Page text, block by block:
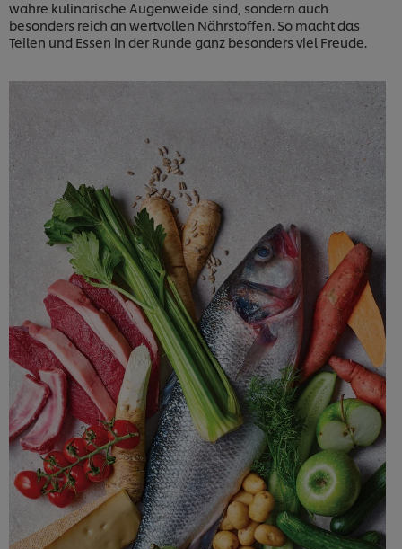
wahre kulinarische Augenweide sind, sondern auch
besonders reich an wertvollen Nährstoffen. So macht das
Teilen und Essen in der Runde ganz besonders viel Freude.